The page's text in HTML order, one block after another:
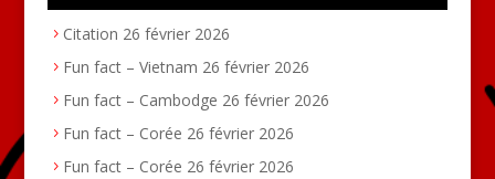
Citation 26 février 2026
Fun fact – Vietnam 26 février 2026
Fun fact – Cambodge 26 février 2026
Fun fact – Corée 26 février 2026
Fun fact – Corée 26 février 2026